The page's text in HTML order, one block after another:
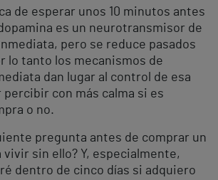
de esperar unos 10 minutos antes
es un neurotransmisor de
pero se reduce pasados
lo tanto los mecanismos de
dan lugar al control de esa
percibir con más calma si es
o no.
pregunta antes de comprar un
sin ello? Y, especialmente,
dentro de cinco días si adquiero